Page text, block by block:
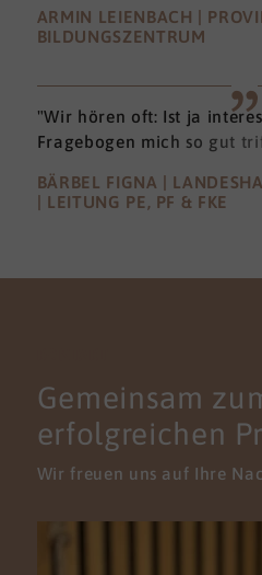
ARMIN LEIENBACH |
BILDUNGSZENTRUM
"Wir hören oft: Ist ja
Fragebogen mich so gut
BÄRBEL FIGNA |
| LEITUNG PE, PF & FKE
Gemeinsam
erfolgreichen
Wir freuen uns auf Ihre